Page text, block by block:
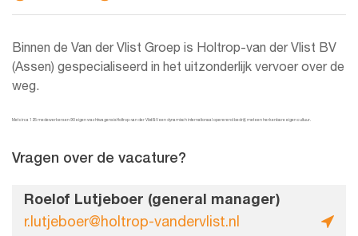
Binnen de Van der Vlist Groep is Holtrop-van der Vlist BV
(Assen) gespecialiseerd in het uitzonderlijk vervoer over de
weg.
Met circa 125 medewerkers en 90 eigen vrachtwagens is Holtrop-van der Vlist BV een dynamisch internationaal opererend bedrijf, met een herkenbare eigen cultuur.
Vragen over de vacature?
Roelof Lutjeboer (general manager)
r.lutjeboer@holtrop-vandervlist.nl